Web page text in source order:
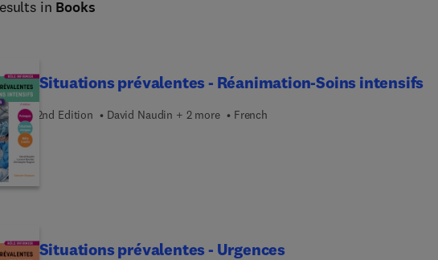
in Books
Situations prévalentes - Réanimation-Soins intensifs
2nd Edition David Naudin + 2 more French
Situations prévalentes - Urgences